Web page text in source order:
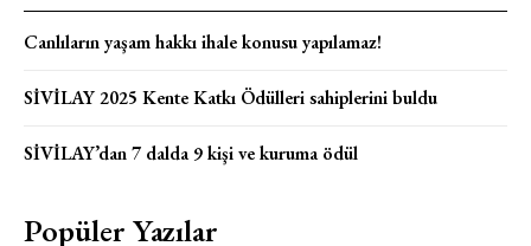
Canlıların yaşam hakkı ihale konusu yapılamaz!
SİVİLAY 2025 Kente Katkı Ödülleri sahiplerini buldu
SİVİLAY’dan 7 dalda 9 kişi ve kuruma ödül
Popüler Yazılar